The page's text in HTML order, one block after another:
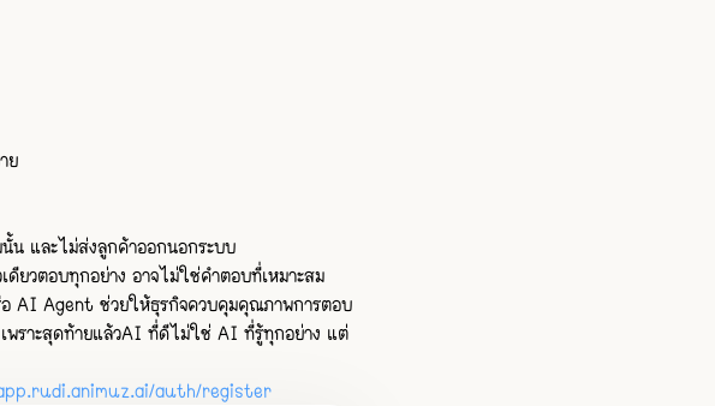
ย
และไม่ส่งลูกค้าออกนอกระบบ
ยวตอบทุกอย่าง อาจไม่ใช่คำตอบที่เหมาะสม
AI Agent ช่วยให้ธุรกิจควบคุมคุณภาพการตอบ
ราะสุดท้ายแล้วAI ที่ดีไม่ใช่ AI ที่รู้ทุกอย่าง แต่
auth/register